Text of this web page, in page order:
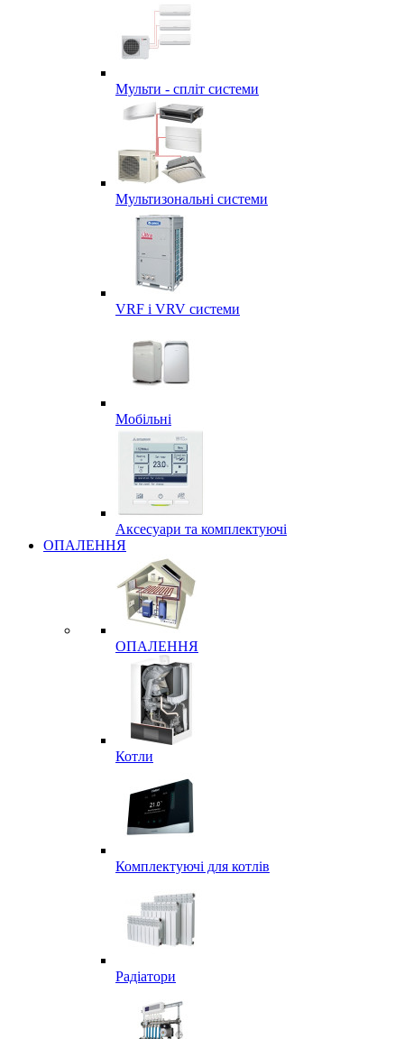
Мульти - спліт системи
Мультизональні системи
VRF і VRV системи
Мобільні
Аксесуари та комплектуючі
ОПАЛЕННЯ
ОПАЛЕННЯ
Котли
Комплектуючі для котлів
Радіатори